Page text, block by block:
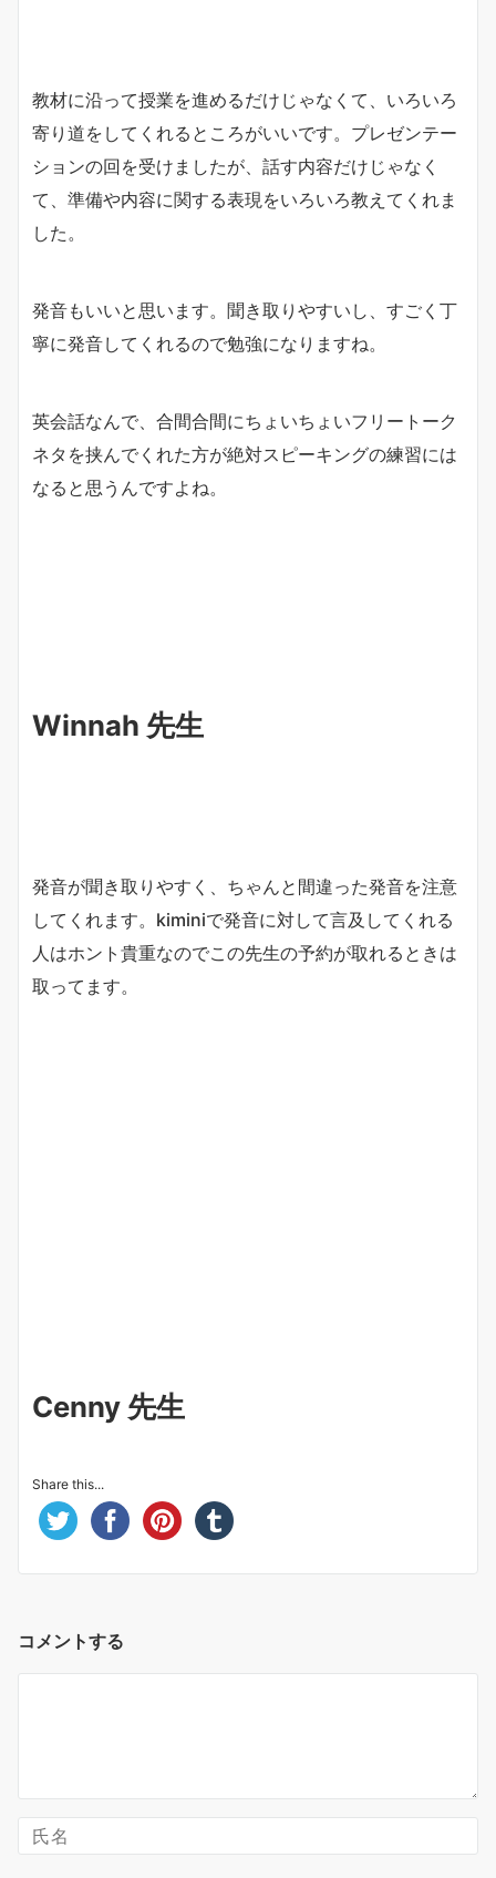
教材に沿って授業を進めるだけじゃなくて、いろいろ
寄り道をしてくれるところがいいです。プレゼンテー
ションの回を受けましたが、話す内容だけじゃなく
て、準備や内容に関する表現をいろいろ教えてくれま
した。
発音もいいと思います。聞き取りやすいし、すごく丁
寧に発音してくれるので勉強になりますね。
英会話なんで、合間合間にちょいちょいフリートーク
ネタを挟んでくれた方が絶対スピーキングの練習には
なると思うんですよね。
Winnah 先生
発音が聞き取りやすく、ちゃんと間違った発音を注意
してくれます。kiminiで発音に対して言及してくれる
人はホント貴重なのでこの先生の予約が取れるときは
取ってます。
Cenny 先生
Share this...
コメントする